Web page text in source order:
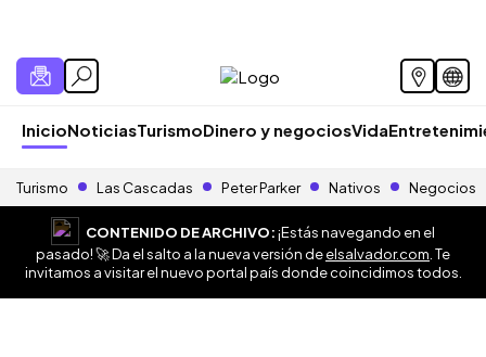
InicioNoticiasTurismoDinero y negociosVida
Turismo Las Cascadas Peter Parker Nativos Negocios
CONTENIDO DE ARCHIVO:¡Estás navegando en el
pasado! 🚀 Da el salto a la nueva versión deelsalvador.com . Te
invitamos a visitar el nuevo portal país donde coincidimos todos.